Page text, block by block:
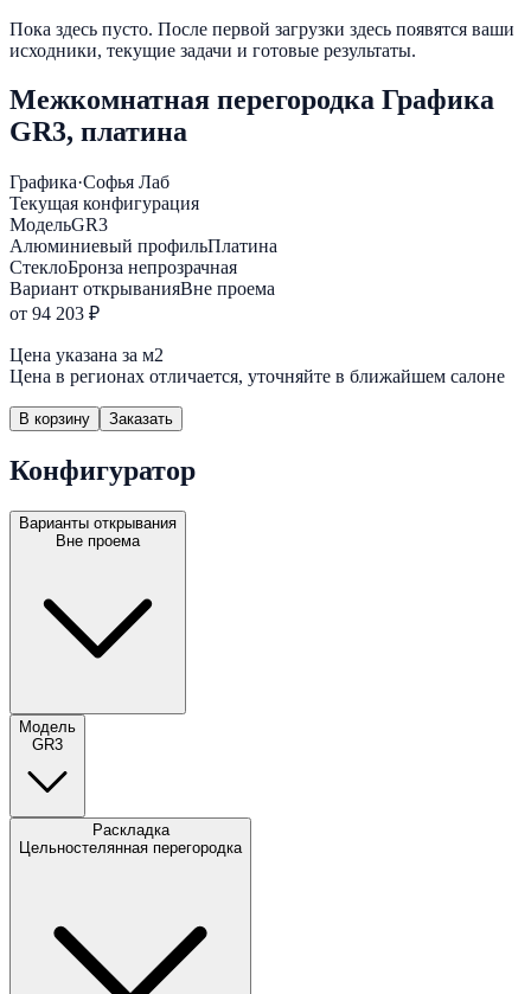
Пока здесь пусто. После первой загрузки здесь появятся ваши
исходники, текущие задачи и готовые результаты.
Межкомнатная перегородка Графика
GR3, платина
Графика·Софья Лаб
Текущая конфигурация
МодельGR3
Алюминиевый профильПлатина
СтеклоБронза непрозрачная
Вариант открыванияВне проема
от 94 203 ₽
Цена указана за м2
Цена в регионах отличается, уточняйте в ближайшем салоне
В корзину Заказать
Конфигуратор
Варианты открывания
Вне проема
Модель
GR3
Раскладка
Цельностелянная перегородка